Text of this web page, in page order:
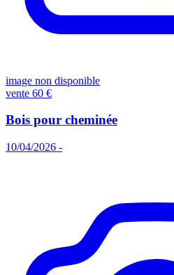
image non disponible
vente 60 €
Bois pour cheminée
10/04/2026 -